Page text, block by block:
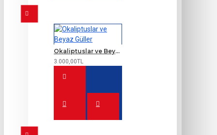
Okaliptuslar ve Beyaz Güller
3.000,00TL